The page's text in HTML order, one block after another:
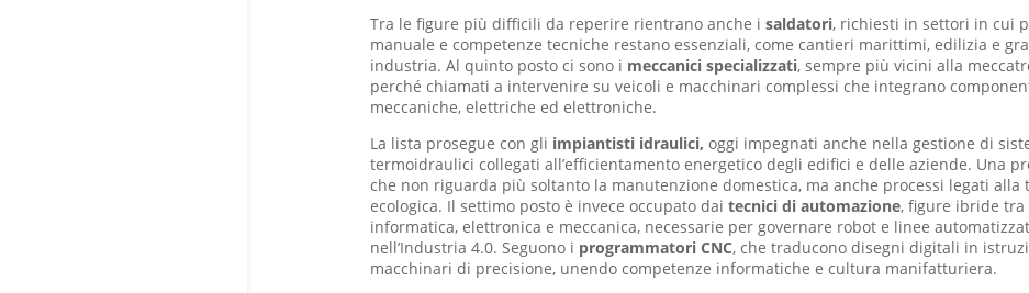
Tra le figure più difficili da reperire rientrano anche i saldatori, richiesti in settori in cui
manuale e competenze tecniche restano essenziali, come cantieri marittimi, edilizia e
industria. Al quinto posto ci sono i meccanici specializzati, sempre più vicini alla
perché chiamati a intervenire su veicoli e macchinari complessi che integrano
meccaniche, elettriche ed elettroniche.
La lista prosegue con gli impiantisti idraulici, oggi impegnati anche nella gestione di
termoidraulici collegati all’efficientamento energetico degli edifici e delle aziende. Una
che non riguarda più soltanto la manutenzione domestica, ma anche processi legati alla
ecologica. Il settimo posto è invece occupato dai tecnici di automazione, figure ibride tra
informatica, elettronica e meccanica, necessarie per governare robot e linee
nell’Industria 4.0. Seguono i programmatori CNC, che traducono disegni digitali in
macchinari di precisione, unendo competenze informatiche e cultura manifatturiera.